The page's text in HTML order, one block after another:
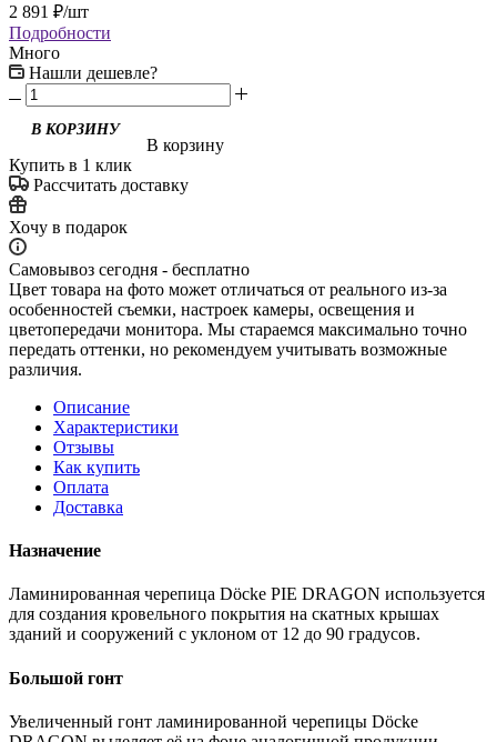
2 891 ₽/шт
Подробности
Много
Нашли дешевле?
В КОРЗИНУ
В корзину
Купить в 1 клик
Рассчитать доставку
Хочу в подарок
Самовывоз сегодня - бесплатно
Цвет товара на фото может отличаться от реального из-за
особенностей съемки, настроек камеры, освещения и
цветопередачи монитора. Мы стараемся максимально точно
передать оттенки, но рекомендуем учитывать возможные
различия.
Описание
Характеристики
Отзывы
Как купить
Оплата
Доставка
Назначение
Ламинированная черепица Dӧcke PIE DRAGON используется
для создания кровельного покрытия на скатных крышах
зданий и сооружений с уклоном от 12 до 90 градусов.
Большой гонт
Увеличенный гонт ламинированной черепицы Dӧcke